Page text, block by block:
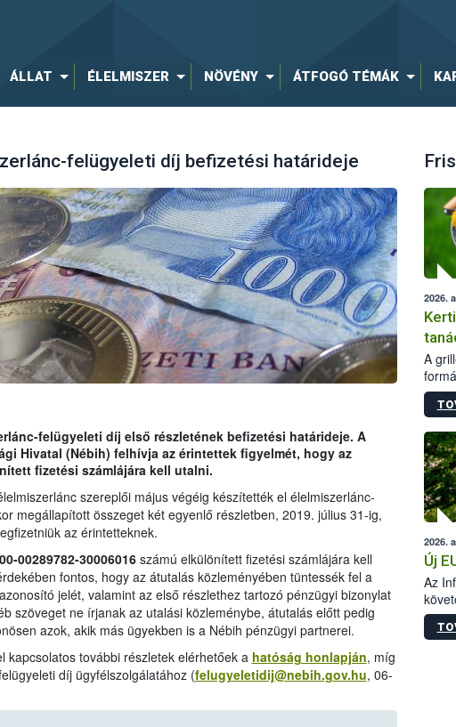
ÁLLAT ÉLELMISZER NÖVÉNY ÁTFOGÓ TÉMÁK
felügyeleti díj befizetési határideje
felügyeleti díj első részletének befizetési határideje. A
Hivatal (Nébih) felhívja az érintettek figyelmét, hogy az
fizetési számlájára kell utalni.
szereplői május végéig készítették el élelmiszerlánc-
megállapított összeget két egyenlő részletben, 2019. július 31-ig,
az érintetteknek.
00289782-30006016számú elkülönített fizetési számlájára kell
fontos, hogy az átutalás közleményében tüntessék fel a
jelét, valamint az első részlethez tartozó pénzügyi bizonylat
szöveget ne írjanak az utalási közleménybe, átutalás előtt pedig
azok, akik más ügyekben is a Nébih pénzügyi partnerei.
kapcsolatos további részletek elérhetőek a hatóság honlapján, míg
díj ügyfélszolgálatához (felugyeletidij@nebih.gov.hu, 06-
2026.
A
a
2026.
Új
Az